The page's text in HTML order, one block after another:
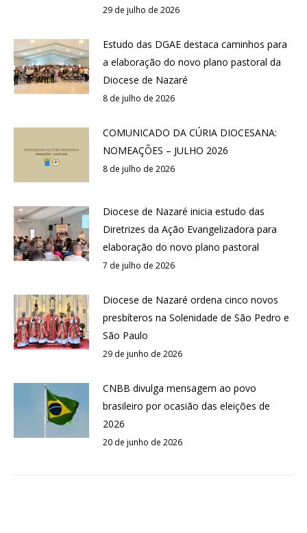
29 de julho de 2026
Estudo das DGAE destaca caminhos para
a elaboração do novo plano pastoral da
Diocese de Nazaré
8 de julho de 2026
COMUNICADO DA CÚRIA DIOCESANA:
NOMEAÇÕES – JULHO 2026
8 de julho de 2026
Diocese de Nazaré inicia estudo das
Diretrizes da Ação Evangelizadora para
elaboração do novo plano pastoral
7 de julho de 2026
Diocese de Nazaré ordena cinco novos
presbíteros na Solenidade de São Pedro e
São Paulo
29 de junho de 2026
CNBB divulga mensagem ao povo
brasileiro por ocasião das eleições de
2026
20 de junho de 2026